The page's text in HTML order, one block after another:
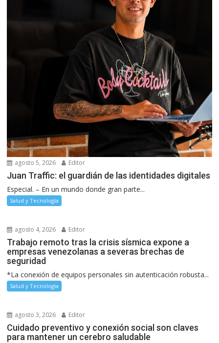
agosto 5, 2026 Editor
Juan Traffic: el guardián de las identidades digitales
Especial. – En un mundo donde gran parte...
Salud y Tecnología
agosto 4, 2026 Editor
Trabajo remoto tras la crisis sísmica expone a
empresas venezolanas a severas brechas de
seguridad
*La conexión de equipos personales sin autenticación robusta...
Salud y Tecnología
agosto 3, 2026 Editor
Cuidado preventivo y conexión social son claves
para mantener un cerebro saludable